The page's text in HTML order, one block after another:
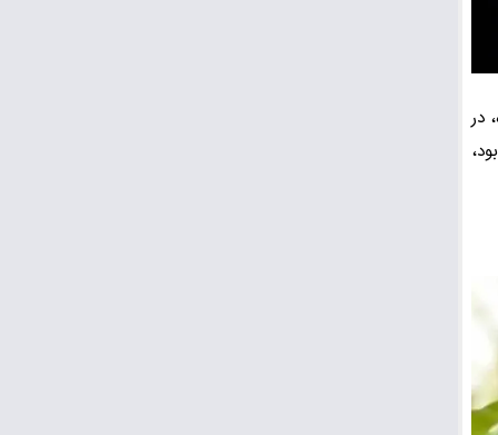
در